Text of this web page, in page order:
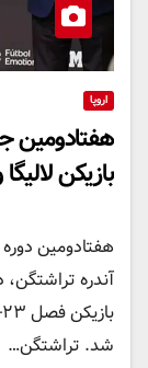
اروپا
هفتادومین
بازیکن
هفتادومین دوره
آندره تراشتگن،
شد. تراشتگن…